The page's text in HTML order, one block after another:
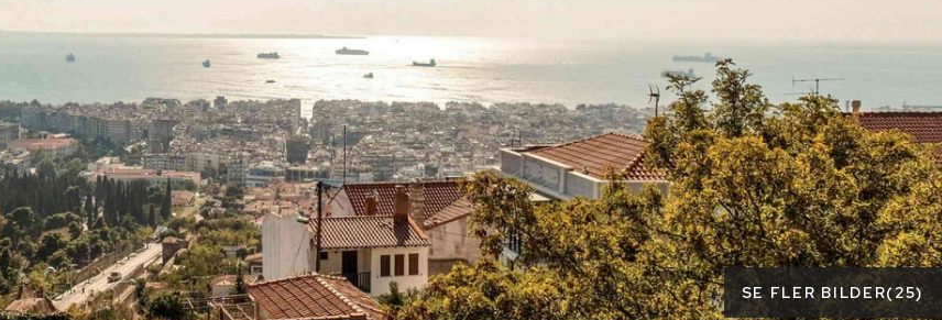
SE FLER BILDER(25)